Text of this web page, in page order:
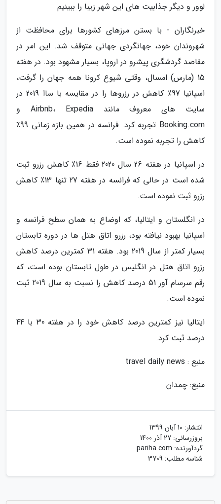
لوور و دیگر جذابیت های این شهر زیبا را ببینیم
خبرنگاران - با بستن مرزهای کشورها برای محافظت از
شهروندان خود، جهانگردی جهانی متوقف شد. این امر در
مقاصد گردشگری پیشرو در اروپا، بسیار مشهود بود. در هفته
15 (مارس) امسال، وقتی شیوع کرونا همه جهان را گرفت،
اسپانیا 97٪ کاهش در رزروها را در مقایسه با ساا 2019 در
سایت های معروف مانند Airbnb، Expedia و
Booking.com تجربه کرد. فرانسه در همین بازه زمانی 99٪
کاهش را تجربه نموده است.
در اسپانیا در هفته 26 سال 2020 فقط 16٪ کاهش رزرو ثبت
شده است در حالی که فرانسه در هفته 27 تنها 13٪ کاهش
رزرو ثبت نموده است.
در انگلستان و ایتالیا، که اوضاع به همان سطح فرانسه و
اسپانیا بهبود نیافته بود، رزرو اتاق هتل ها در دوره تابستان
بسیار کمتر از سال 2019 بود. هفته 31 کمترین درصد کاهش
رزرو اتاق هتل در انگلیس در طول تابستان بوده است، که
رقم سرسام آور 51 درصد کاهش را نسبت به سال 2019 ثبت
نموده است.
ایتالیا نیز کمترین درصد کاهش خود را در هفته 30 با 44
درصد ثبت کرد.
منبع : travel daily news
منبع: چمدان
انتشار: 10 آبان 1399
بروزرسانی: 27 آذر 1400
گردآورنده: pariha.com
شناسه مطلب: 3709